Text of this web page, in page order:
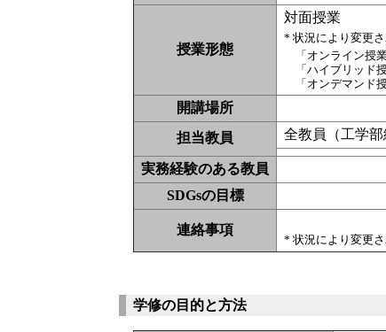
授業形態
対面授業
* 状況により変更
「オンライン授
「ハイブリッド
「オンデマンド
開講場所
担当教員
全教員（工学部
実務経験のある教員
SDGsの目標
連絡事項
* 状況により変更
学修の目的と方法